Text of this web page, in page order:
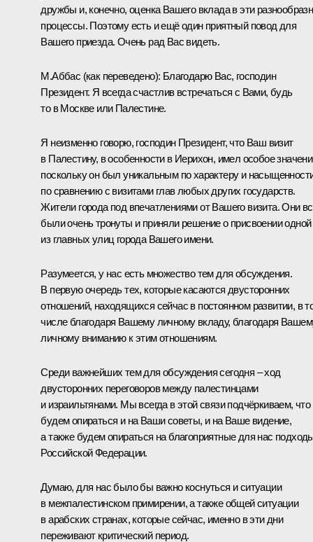
дружбы и, конечно, оценка Вашего вклада в эти
процессы. Поэтому есть и ещё один приятный повод для
Вашего приезда. Очень рад Вас видеть.
М.Аббас (как переведено): Благодарю Вас, господин
Президент. Я всегда счастлив встречаться с Вами, будь
то в Москве или Палестине.
Я неизменно говорю, господин Президент, что Ваш визит
в Палестину, в особенности в Иерихон, имел особое
поскольку он был уникальным по характеру и
по сравнению с визитами глав любых других государств.
Жители города под впечатлениями от Вашего визита. Они
были очень тронуты и приняли решение о присвоении одной
из главных улиц города Вашего имени.
Разумеется, у нас есть множество тем для обсуждения.
В первую очередь тех, которые касаются двусторонних
отношений, находящихся сейчас в постоянном развитии, в
числе благодаря Вашему личному вкладу, благодаря
личному вниманию к этим отношениям.
Среди важнейших тем для обсуждения сегодня – ход
двусторонних переговоров между палестинцами
и израильтянами. Мы всегда в этой связи подчёркиваем, что
будем опираться и на Ваши советы, и на Ваше видение,
а также будем опираться на благоприятные для нас
Российской Федерации.
Думаю, для нас было бы важно коснуться и ситуации
в межпалестинском примирении, а также общей ситуации
в арабских странах, которые сейчас, именно в эти дни
переживают критический период.